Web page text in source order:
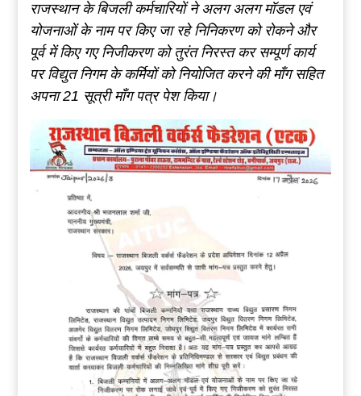
राजस्थान के बिजली कर्मचारियों नेअलग अलग मॉडल एवं
योजनाओं के नाम पर किए जा रहे निनिकरण को रोकने और
पूर्व में किए गए निजीकरण को तुरंत निरस्त कर सम्पूर्ण कार्य
पर विद्युत निगम के कर्मियों को नियोजित करने की माँग सहित
अपना 21 सूत्री माँग पत्र पेश किया।